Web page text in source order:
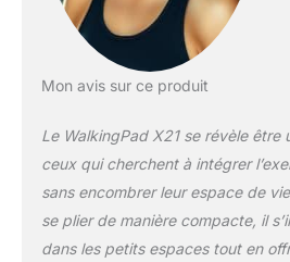
course
rend
marche
Nous
Mon avis sur ce produit
Le WalkingPad X21 se révèle être
ceux qui cherchent à intégrer
sans encombrer leur espace de
se plier de manière compacte, il
dans les petits espaces tout en